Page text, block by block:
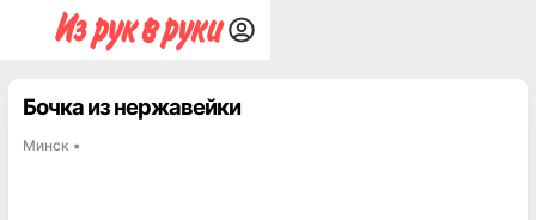
Бочка из нержавейки
Минск ▪